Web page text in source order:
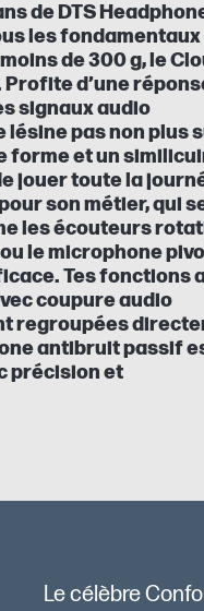
de DTS
les fondamentaux
de 300 g, le
d’une
signaux audio
pas non plus
forme et un
jouer toute la
son métier, qui
les écouteurs
le microphone
Tes fonctions
coupure audio
regroupées
antibruit passif
précision et
Le célèbre